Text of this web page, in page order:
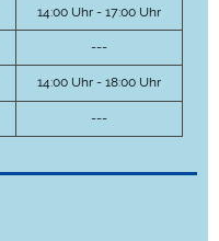
14:00 Uhr - 17:00 Uhr
---
14:00 Uhr - 18:00 Uhr
---